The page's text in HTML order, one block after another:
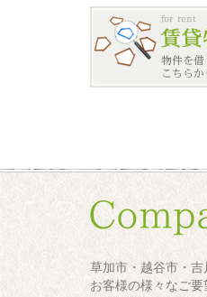
草加市・越谷市・
お客様の様々なご